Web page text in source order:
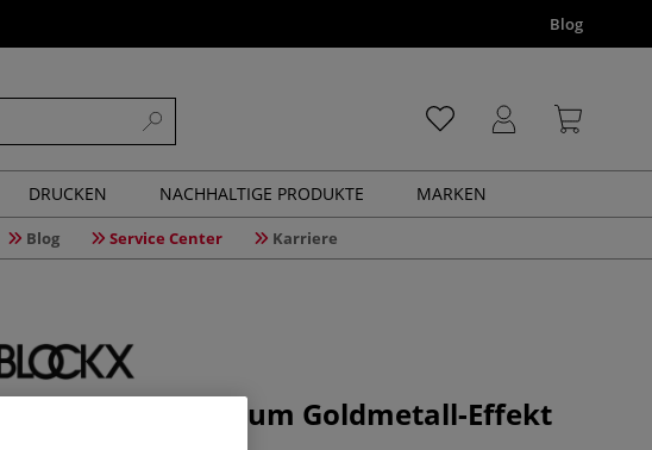
Blog
DRUCKEN NACHHALTIGE PRODUKTE MARKEN
Blog Service Center Karriere
BLOCKX Acrylmedium Goldmetall-Effekt